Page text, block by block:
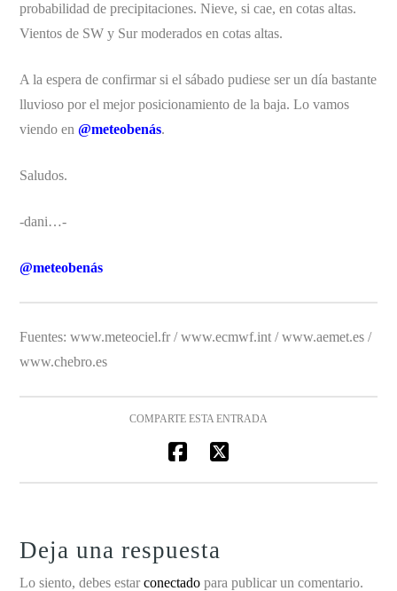
probabilidad de precipitaciones. Nieve, si cae, en cotas altas.
Vientos de SW y Sur moderados en cotas altas.
A la espera de confirmar si el sábado pudiese ser un día bastante
lluvioso por el mejor posicionamiento de la baja. Lo vamos
viendo en@meteobenás.
Saludos.
-dani…-
@meteobenás
Fuentes: www.meteociel.fr / www.ecmwf.int / www.aemet.es /
www.chebro.es
COMPARTE ESTA ENTRADA
Deja una respuesta
Lo siento, debes estarconectado para publicar un comentario.